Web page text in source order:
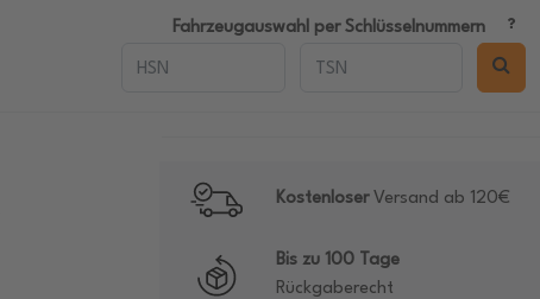
Fahrzeugauswahl per Schlüsselnummern
KostenloserVersand ab 120€
Bis zu 100 Tage
Rückgaberecht